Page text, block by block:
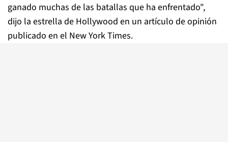
ganado muchas de las batallas que ha enfrentado",
dijo la estrella de Hollywood en un artículo de opinión
publicado en el New York Times.